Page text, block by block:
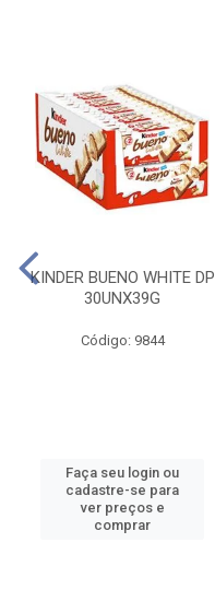
KINDER BUENO WHITE DP
30UNX39G
Código: 9844
Faça seu login ou
cadastre-se para
ver preços e
comprar